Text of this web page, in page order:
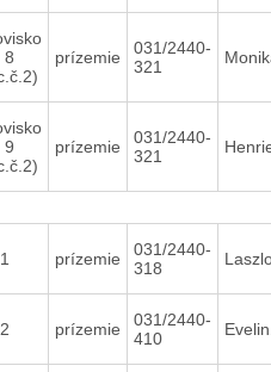
8
prízemie
031/2440-
321
9
prízemie
031/2440-
321
prízemie
031/2440-
318
prízemie
031/2440-
410